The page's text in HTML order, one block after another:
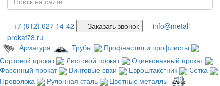
+7 (812) 627-14-42 Заказать звонок
info@metall-
prokat78.ru
Арматура
Трубы
Профнастил и профлисты
Сортовой прокат
Листовой прокат
Оцинкованный прокат
Фасонный прокат
Винтовые сваи Евроштакетник
Сетка
Проволока
Рулонная сталь
Цветные металлы